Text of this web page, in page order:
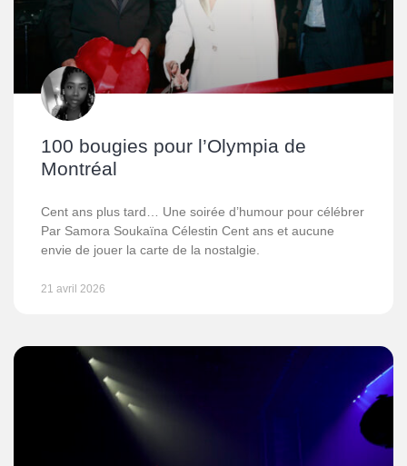
100 bougies pour l’Olympia de
Montréal
Cent ans plus tard… Une soirée d’humour pour célébrer
Par Samora Soukaïna Célestin Cent ans et aucune
envie de jouer la carte de la nostalgie.
21 avril 2026